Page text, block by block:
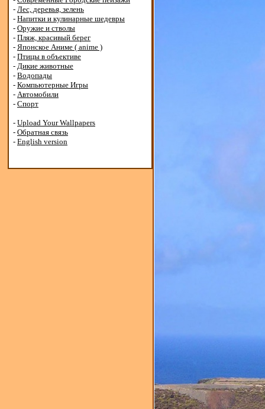
- Лес, деревья, зелень
- Напитки и кулинарные шедевры
- Оружие и стволы
- Пляж, красивый берег
- Японское Аниме ( anime )
- Птицы в объективе
- Дикие животные
- Водопады
- Компьютерные Игры
- Автомобили
- Спорт
- Upload Your Wallpapers
- Обратная связь
- English version